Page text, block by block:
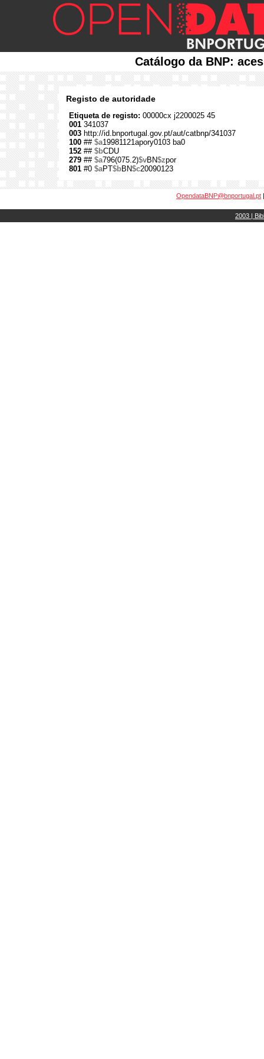
Catálogo da BNP:
Registo de autoridade
Etiqueta de registo: 00000cx j2200025 45
001 341037
003 http://id.bnportugal.gov.pt/aut/catbnp/341037
100 ## $a19981121apory0103 ba0
152 ## $bCDU
279 ## $a796(075.2)$vBN$zpor
801 #0 $aPT$bBN$c20090123
OpendataBNP@bnportugal.pt
2003 |